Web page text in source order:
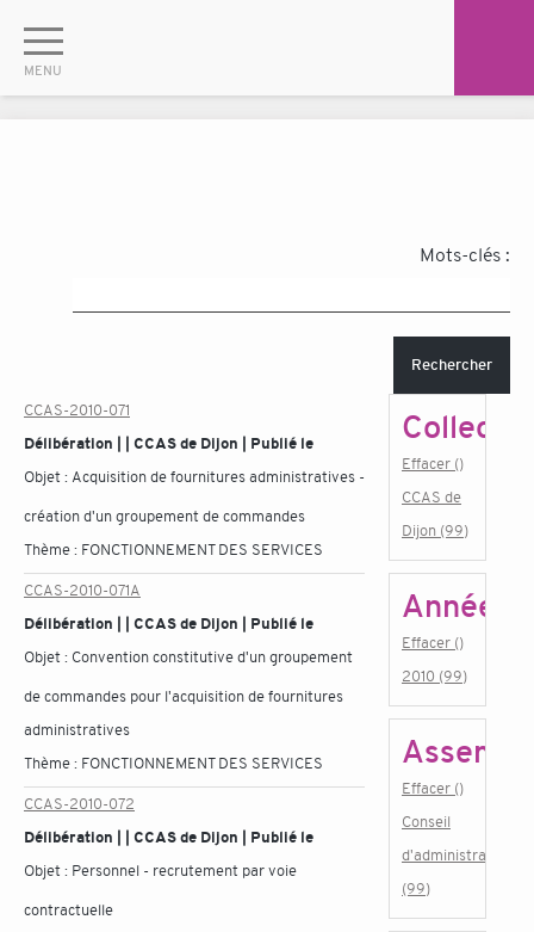
Mots-clés :
Rechercher
CCAS-2010-071
Délibération | | CCAS de Dijon | Publié le
Objet : Acquisition de fournitures administratives -
création d'un groupement de commandes
Thème : FONCTIONNEMENT DES SERVICES
CCAS-2010-071A
Délibération | | CCAS de Dijon | Publié le
Objet : Convention constitutive d'un groupement
de commandes pour l'acquisition de fournitures
administratives
Thème : FONCTIONNEMENT DES SERVICES
CCAS-2010-072
Délibération | | CCAS de Dijon | Publié le
Objet : Personnel - recrutement par voie
contractuelle
Effacer ()
CCAS de
Dijon (99)
Année
Effacer ()
2010 (99)
Effacer ()
Conseil
d'administration
(99)